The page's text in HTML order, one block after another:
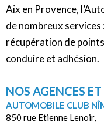
Aix en Provence,
de nombreux
récupération de
conduire et adhésion.
NOS AGENCES
AUTOMOBILE CLUB
850 rue Etienne Lenoir,